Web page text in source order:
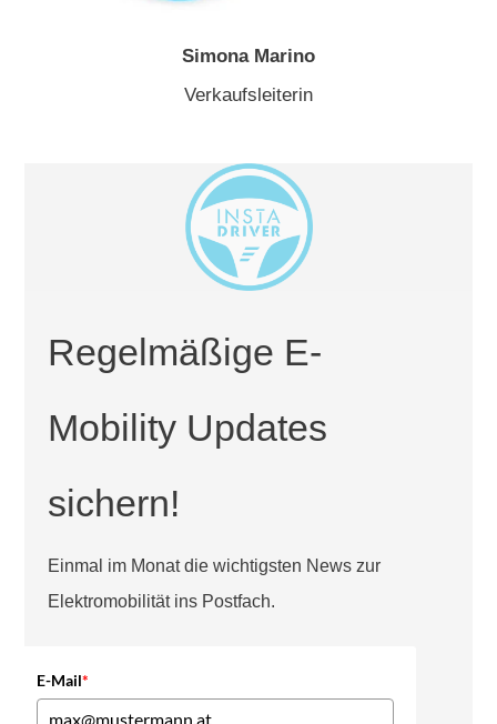
Simona Marino
Verkaufsleiterin
Regelmäßige E-
Mobility Updates
sichern!
Einmal im Monat die wichtigsten News zur
Elektromobilität ins Postfach.
E-Mail*